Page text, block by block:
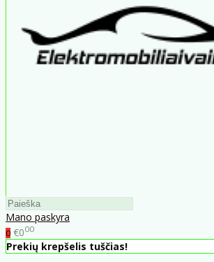
Mano paskyra
0 €000
Prekių krepšelis tuščias!